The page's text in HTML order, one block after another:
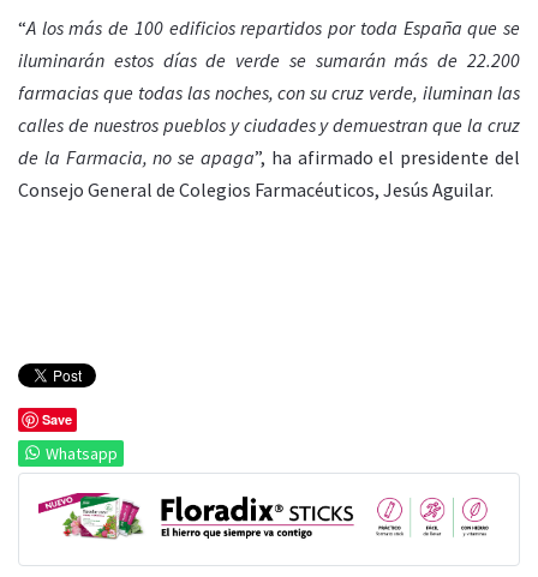
“A los más de 100 edificios repartidos por toda España que se
iluminarán estos días de verde se sumarán más de 22.200
farmacias que todas las noches, con su cruz verde, iluminan las
calles de nuestros pueblos y ciudades y demuestran que la cruz
de la Farmacia, no se apaga”, ha afirmado el presidente del
Consejo General de Colegios Farmacéuticos, Jesús Aguilar.
Save
Whatsapp